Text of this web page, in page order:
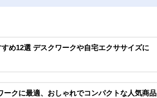
め12選 デスクワークや自宅エクササイズに
クに最適、おしゃれでコンパクトな人気商品